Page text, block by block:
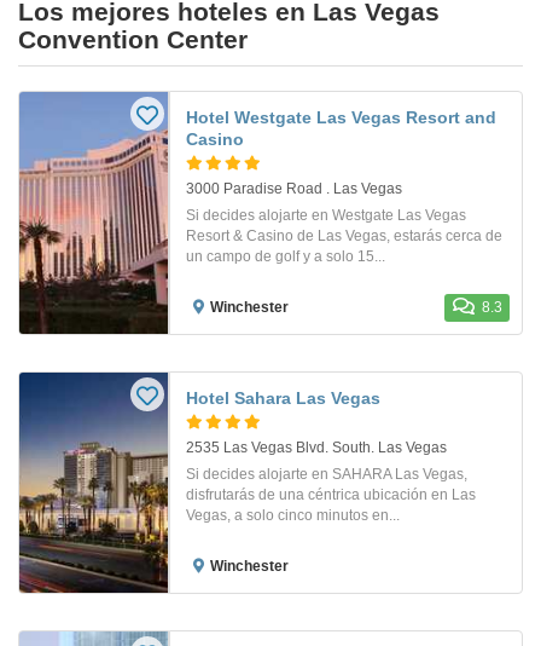
Los mejores hoteles en Las Vegas
Convention Center
Hotel Westgate Las Vegas Resort and
Casino
3000 Paradise Road . Las Vegas
Si decides alojarte en Westgate Las Vegas
Resort & Casino de Las Vegas, estarás cerca de
un campo de golf y a solo 15...
Winchester 8.3
Hotel Sahara Las Vegas
2535 Las Vegas Blvd. South. Las Vegas
Si decides alojarte en SAHARA Las Vegas,
disfrutarás de una céntrica ubicación en Las
Vegas, a solo cinco minutos en...
Winchester